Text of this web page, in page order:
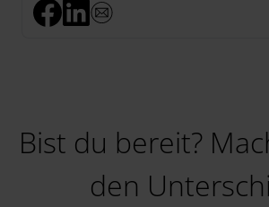
Bist du bereit?
den